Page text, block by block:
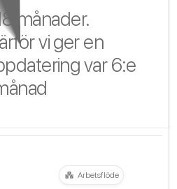
månader.
vi ger en
var 6:e
Arbetsflöde